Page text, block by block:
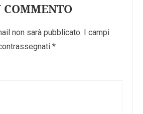
non sarà pubblicato. I campi
*